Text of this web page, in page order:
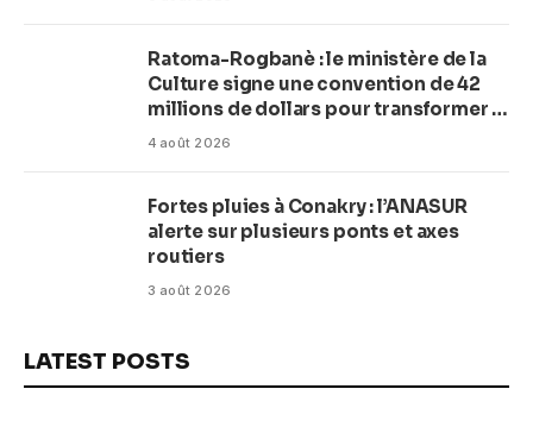
Ratoma-Rogbanè : le ministère de la
Culture signe une convention de 42
millions de dollars pour transformer la
plage en complexe balnéaire
4 août 2026
Fortes pluies à Conakry : l’ANASUR
alerte sur plusieurs ponts et axes
routiers
3 août 2026
LATEST POSTS